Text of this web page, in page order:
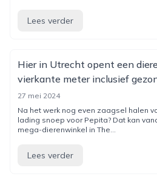
Lees verder
Hier in Utrecht opent een
vierkante meter inclusief
27 mei 2024
Na het werk nog even zaagsel halen
lading snoep voor Pepita? Dat kan
mega-dierenwinkel in The...
Lees verder